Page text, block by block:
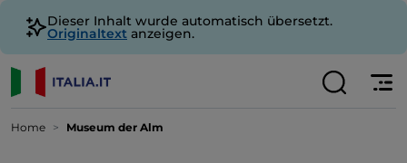
Dieser Inhalt wurde automatisch übersetzt.
Originaltext anzeigen.
Home Museum der Alm